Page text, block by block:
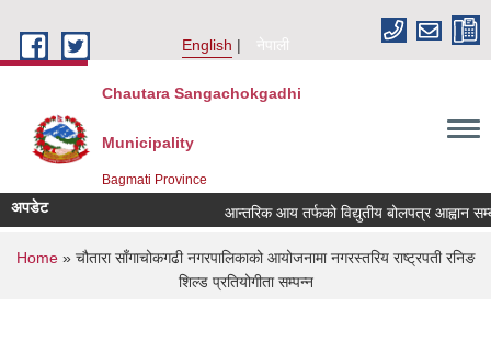
English
नेपाली
Chautara Sangachokgadhi
Municipality
Bagmati Province
अपडेट आन्तरिक आय तर्फको विद्युतीय बोलपत्र आह्वान
You are here
Home» चौतारा साँगाचोकगढी नगरपालिकाको आयोजनामा नगरस्तरिय राष्ट्रपती रनिङ
शिल्ड प्रतियोगीता सम्पन्न